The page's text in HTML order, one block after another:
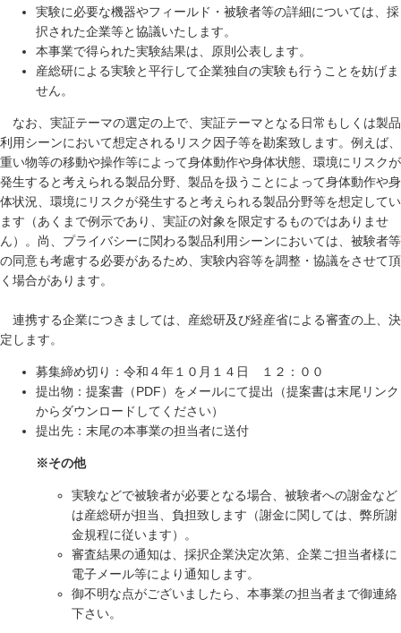
実験に必要な機器やフィールド・被験者等の詳細については、採
択された企業等と協議いたします。
本事業で得られた実験結果は、原則公表します。
産総研による実験と平行して企業独自の実験も行うことを妨げま
せん。
なお、実証テーマの選定の上で、実証テーマとなる日常もしくは製品
利用シーンにおいて想定されるリスク因子等を勘案致します。例えば、
重い物等の移動や操作等によって身体動作や身体状態、環境にリスクが
発生すると考えられる製品分野、製品を扱うことによって身体動作や身
体状況、環境にリスクが発生すると考えられる製品分野等を想定してい
ます（あくまで例示であり、実証の対象を限定するものではありませ
ん）。尚、プライバシーに関わる製品利用シーンにおいては、被験者等
の同意も考慮する必要があるため、実験内容等を調整・協議をさせて頂
く場合があります。
連携する企業につきましては、産総研及び経産省による審査の上、決
定します。
募集締め切り：令和４年１０月１４日 １２：００
提出物：提案書（PDF）をメールにて提出（提案書は末尾リンク
からダウンロードしてください）
提出先：末尾の本事業の担当者に送付
※その他
実験などで被験者が必要となる場合、被験者への謝金など
は産総研が担当、負担致します（謝金に関しては、弊所謝
金規程に従います）。
審査結果の通知は、採択企業決定次第、企業ご担当者様に
電子メール等により通知します。
御不明な点がございましたら、本事業の担当者まで御連絡
下さい。